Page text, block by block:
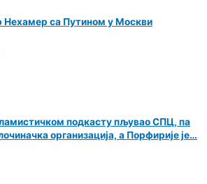
Нехамер са Путином у Москви
подкасту пљувао СПЦ, па
организација, а Порфирије је…